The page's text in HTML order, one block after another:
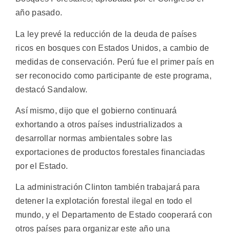
año pasado.
La ley prevé la reducción de la deuda de países
ricos en bosques con Estados Unidos, a cambio de
medidas de conservación. Perú fue el primer país en
ser reconocido como participante de este programa,
destacó Sandalow.
Así mismo, dijo que el gobierno continuará
exhortando a otros países industrializados a
desarrollar normas ambientales sobre las
exportaciones de productos forestales financiadas
por el Estado.
La administración Clinton también trabajará para
detener la explotación forestal ilegal en todo el
mundo, y el Departamento de Estado cooperará con
otros países para organizar este año una